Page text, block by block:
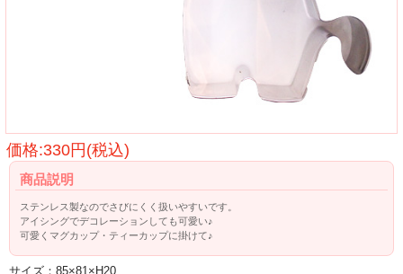
価格:330円(税込)
商品説明
ステンレス製なのでさびにくく扱いやすいです。
アイシングでデコレーションしても可愛い♪
可愛くマグカップ・ティーカップに掛けて♪
サイズ：85×81×H20